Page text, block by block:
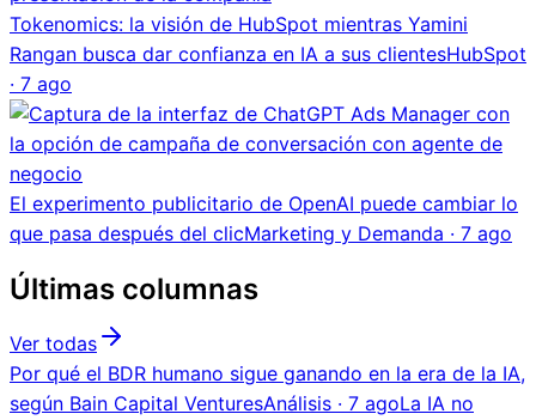
Tokenomics: la visión de HubSpot mientras Yamini
Rangan busca dar confianza en IA a sus clientesHubSpot
· 7 ago
El experimento publicitario de OpenAI puede cambiar lo
que pasa después del clicMarketing y Demanda · 7 ago
Últimas columnas
Ver todas
Por qué el BDR humano sigue ganando en la era de la IA,
según Bain Capital VenturesAnálisis · 7 agoLa IA no